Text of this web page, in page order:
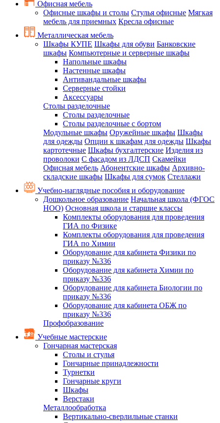
Офисная мебель
Офисные шкафы и столы Стулья офисные Мягкая
мебель для приемных Кресла офисные
Металлическая мебель
Шкафы КУПЕ Шкафы для обуви Банковские
шкафы Компьютерные и серверные шкафы
Напольные шкафы
Настенные шкафы
Антивандальные шкафы
Серверные стойки
Аксессуары
Столы разделочные
Столы разделочные
Столы разделочные с бортом
Модульные шкафы Оружейные шкафы Шкафы
для одежды Опции к шкафам для одежды Шкафы
картотечные Шкафы бухгалтерские Изделия из
проволоки С фасадом из ЛДСП Скамейки
Офисная мебель Абонентские шкафы Архивно-
складские шкафы Шкафы для сумок Стеллажи
Учебно-наглядные пособия и оборудование
Дошкольное образование Начальная школа (ФГОС
НОО) Основная школа и старшие классы
Комплекты оборудования для проведения
ГИА по Физике
Комплекты оборудования для проведения
ГИА по Химии
Оборудование для кабинета Физики по
приказу №336
Оборудование для кабинета Химии по
приказу №336
Оборудование для кабинета Биологии по
приказу №336
Оборудование для кабинета ОБЖ по
приказу №336
Профобразование
Учебные мастерские
Гончарная мастерская
Столы и стулья
Гончарные принадлежности
Турнетки
Гончарные круги
Шкафы
Верстаки
Металлообработка
Вертикально-сверлильные станки